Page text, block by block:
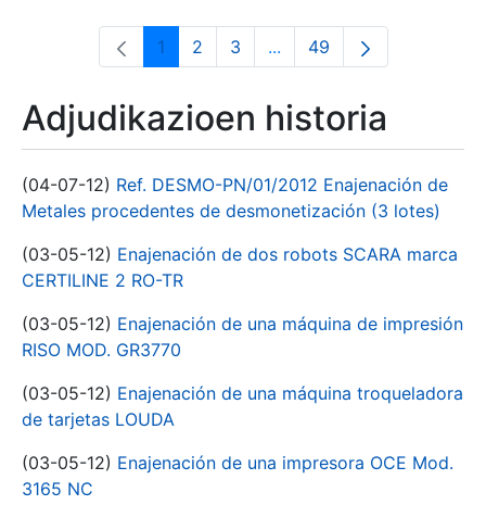
Orrialdea
1 Orrialdea
2 Orrialdea
3 ...Intermediate Pages Use
Orrialdea
49
Adjudikazioen historia
(04-07-12) Ref. DESMO-PN/01/2012 Enajenación de
Metales procedentes de desmonetización (3 lotes)
(03-05-12) Enajenación de dos robots SCARA marca
CERTILINE 2 RO-TR
(03-05-12) Enajenación de una máquina de impresión
RISO MOD. GR3770
(03-05-12) Enajenación de una máquina troqueladora
de tarjetas LOUDA
(03-05-12) Enajenación de una impresora OCE Mod.
3165 NC